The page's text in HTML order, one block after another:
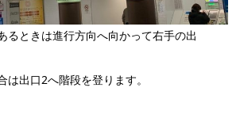
るときは進行方向へ向かって右手の出
は出口2へ階段を登ります。